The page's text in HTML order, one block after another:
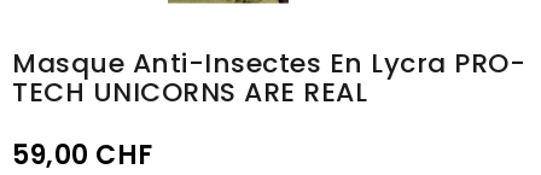
Masque Anti-Insectes En Lycra PRO-
TECH UNICORNS ARE REAL
59,00 CHF